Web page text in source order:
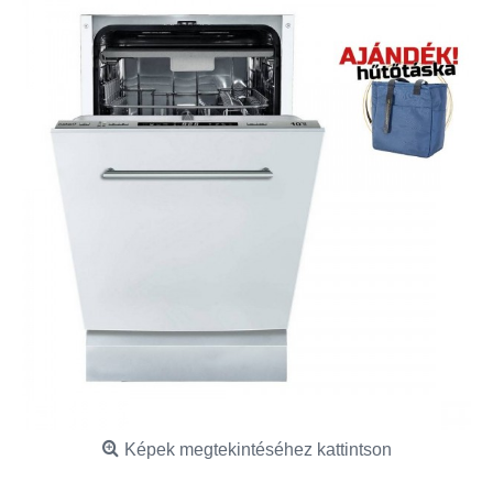
Képek megtekintéséhez kattintson